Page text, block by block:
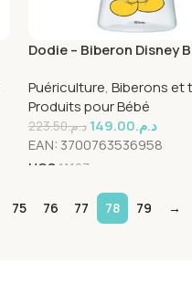
Dodie – Biberon Disney
débit 3 (6M +) – 330 ml
Puériculture, Biberons et
Produits pour Bébé
د.م.223.50 د.م.149.00
EAN: 3700763536958
UGS 11107
75 76 77 78 79 →